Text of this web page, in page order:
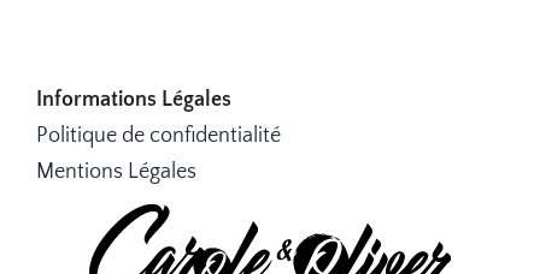
Informations Légales
Politique de confidentialité
Mentions Légales